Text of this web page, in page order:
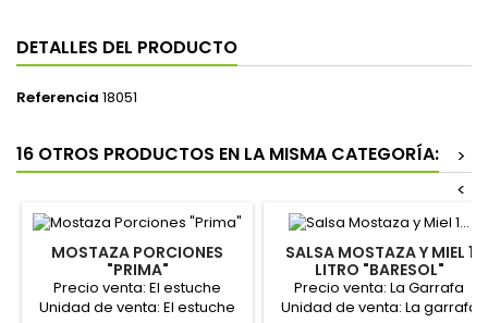
DETALLES DEL PRODUCTO
Referencia 18051
16 OTROS PRODUCTOS EN LA MISMA CATEGORÍA:
>
<
MOSTAZA PORCIONES
"PRIMA"
Precio venta: El estuche
Unidad de venta: El estuche
SALSA MOSTAZA Y MIEL 1
LITRO "BARESOL"
Precio venta: La Garrafa
Unidad de venta: La garrafa